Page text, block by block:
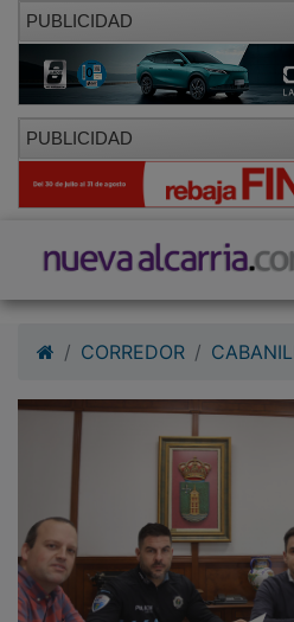
PUBLICIDAD
PUBLICIDAD